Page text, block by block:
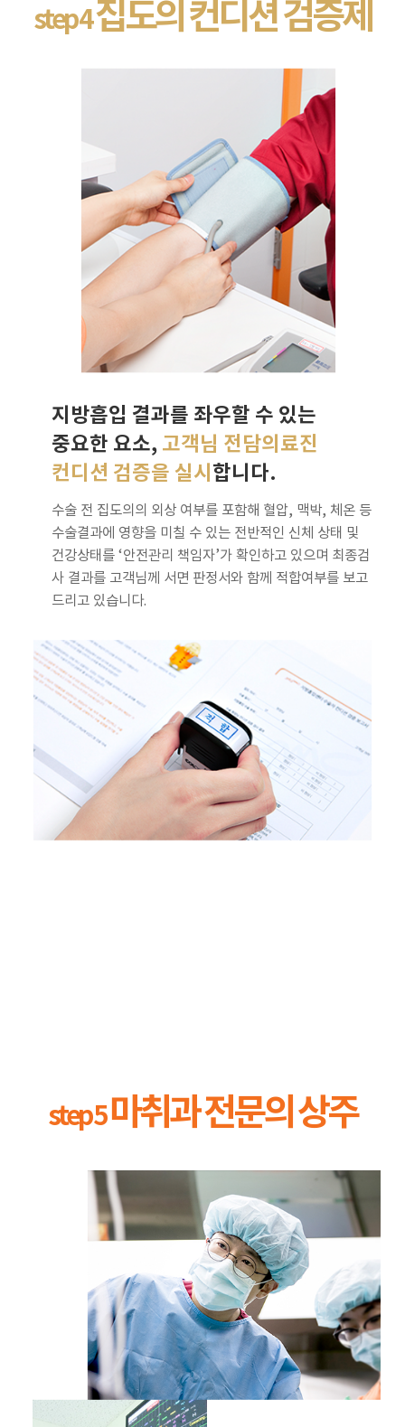
step 4집도의 컨디션 검증제
지방흡입 결과를 좌우할 수 있는
중요한 요소, 고객님 전담의료진
컨디션 검증을 실시합니다.
수술 전 집도의의 외상 여부를 포함해 혈압, 맥박, 체온 등
수술결과에 영향을 미칠 수 있는 전반적인 신체 상태 및
건강상태를 ‘안전관리 책임자’가 확인하고 있으며 최종검
사 결과를 고객님께 서면 판정서와 함께 적합여부를 보고
드리고 있습니다.
step 5마취과 전문의 상주